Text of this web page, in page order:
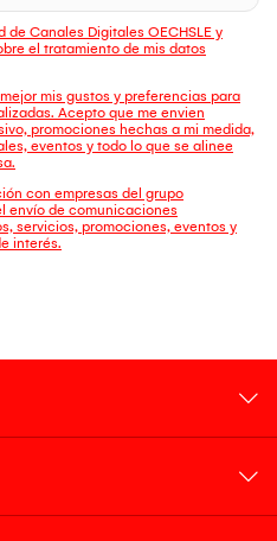
Canales Digitales OECHSLE y
el tratamiento de mis datos
mis gustos y preferencias para
Acepto que me envien
promociones hechas a mi medida,
eventos y todo lo que se alinee
con empresas del grupo
envío de comunicaciones
servicios, promociones, eventos y
interés.